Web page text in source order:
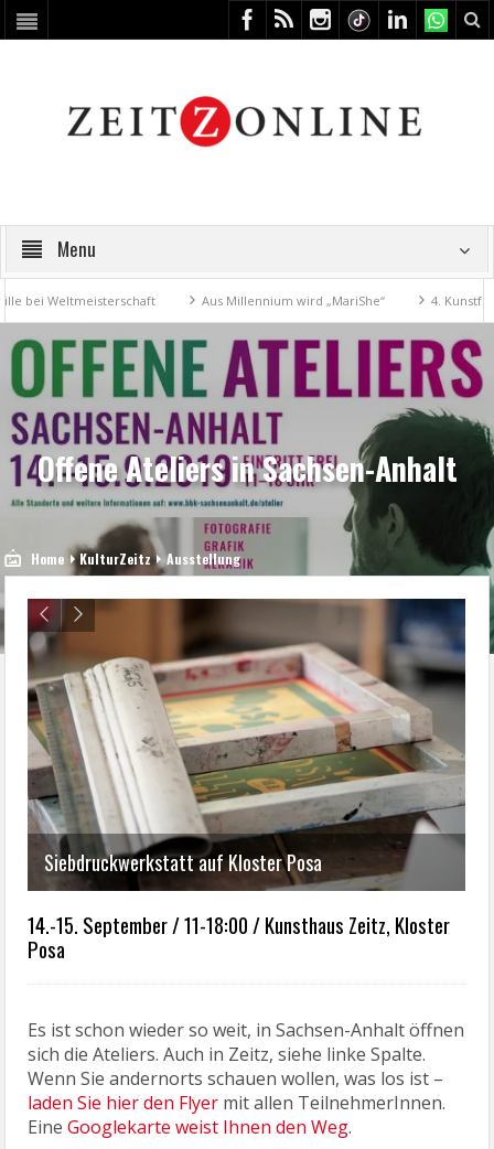
Menu
Aus Millennium wird „MariShe“ 4. Kunstfest
Offene Ateliers in Sachsen-Anhalt
Home KulturZeitz Ausstellung
Siebdruckwerkstatt auf Kloster Posa
14.-15. September / 11-18:00 / Kunsthaus Zeitz, Kloster
Posa
Es ist schon wieder so weit, in Sachsen-Anhalt öffnen
sich die Ateliers. Auch in Zeitz, siehe linke Spalte.
Wenn Sie andernorts schauen wollen, was los ist –
laden Sie hier den Flyer mit allen TeilnehmerInnen.
EineGooglekarte weist Ihnen den Weg.